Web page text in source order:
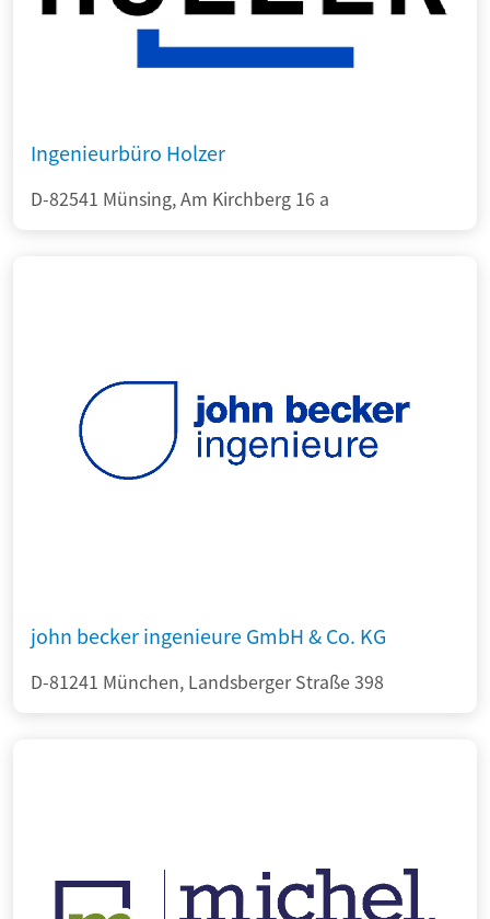
Ingenieurbüro Holzer
D-82541 Münsing, Am Kirchberg 16 a
john becker ingenieure GmbH & Co. KG
D-81241 München, Landsberger Straße 398